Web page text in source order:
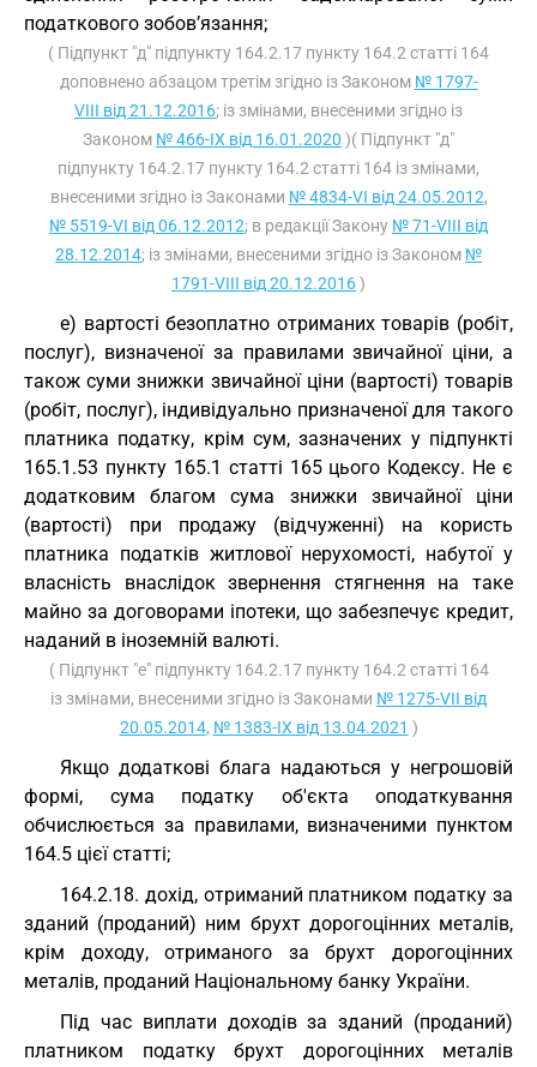
податкового зобов’язання;
( Підпункт "д" підпункту 164.2.17 пункту 164.2 статті 164
доповнено абзацом третім згідно із Законом № 1797-
VIII від 21.12.2016; із змінами, внесеними згідно із
Законом № 466-IX від 16.01.2020 )( Підпункт "д"
підпункту 164.2.17 пункту 164.2 статті 164 із змінами,
внесеними згідно із Законами № 4834-VI від 24.05.2012,
№ 5519-VI від 06.12.2012; в редакції Закону № 71-VIII від
28.12.2014; із змінами, внесеними згідно із Законом №
1791-VIII від 20.12.2016)
е) вартості безоплатно отриманих товарів (робіт,
послуг), визначеної за правилами звичайної ціни, а
також суми знижки звичайної ціни (вартості) товарів
(робіт, послуг), індивідуально призначеної для такого
платника податку, крім сум, зазначених у підпункті
165.1.53 пункту 165.1 статті 165 цього Кодексу. Не є
додатковим благом сума знижки звичайної ціни
(вартості) при продажу (відчуженні) на користь
платника податків житлової нерухомості, набутої у
власність внаслідок звернення стягнення на таке
майно за договорами іпотеки, що забезпечує кредит,
наданий в іноземній валюті.
( Підпункт "е" підпункту 164.2.17 пункту 164.2 статті 164
із змінами, внесеними згідно із Законами № 1275-VII від
20.05.2014, № 1383-IX від 13.04.2021 )
Якщо додаткові блага надаються у негрошовій
формі, сума податку об'єкта оподаткування
обчислюється за правилами, визначеними пунктом
164.5 цієї статті;
164.2.18. дохід, отриманий платником податку за
зданий (проданий) ним брухт дорогоцінних металів,
крім доходу, отриманого за брухт дорогоцінних
металів, проданий Національному банку України.
Під час виплати доходів за зданий (проданий)
платником податку брухт дорогоцінних металів